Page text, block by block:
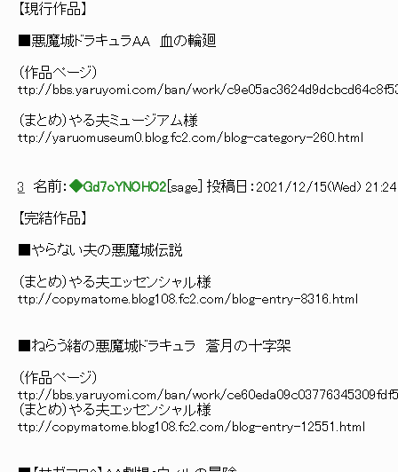
【現行作品】
■悪魔城ドラキュラAA 血の輪廻
（作品ページ）
ttp://bbs.yaruyomi.com/ban/work/
（まとめ）やる夫ミュージアム様
ttp://yaruomuseum0.blog.fc2.com/blog-category-260.html
3 名前： ◆Gd7oYNOHO2 sage ] 投稿日： 2021/12/15(Wed)
【完結作品】
■やらない夫の悪魔城伝説
（まとめ）やる夫エッセンシャル様
ttp://copymatome.blog108.fc2.com/blog-entry-8316.html
■ねらう緒の悪魔城ドラキュラ 蒼月の十字架
（作品ページ）
ttp://bbs.yaruyomi.com/ban/work/
（まとめ）やる夫エッセンシャル様
ttp://copymatome.blog108.fc2.com/blog-entry-12551.html